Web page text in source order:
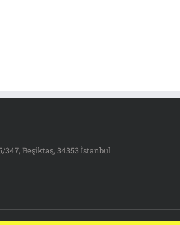
347, Beşiktaş, 34353 İstanbul